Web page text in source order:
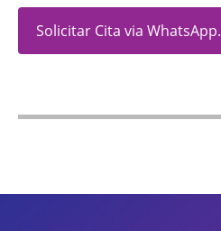
Solicitar Cita via WhatsApp.